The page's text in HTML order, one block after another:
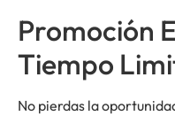
Promoción
Tiempo
No pierdas la